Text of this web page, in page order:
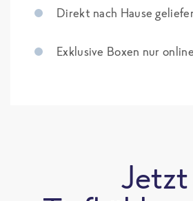
Direkt nach Hause
Exklusive Boxen nur
Jetzt